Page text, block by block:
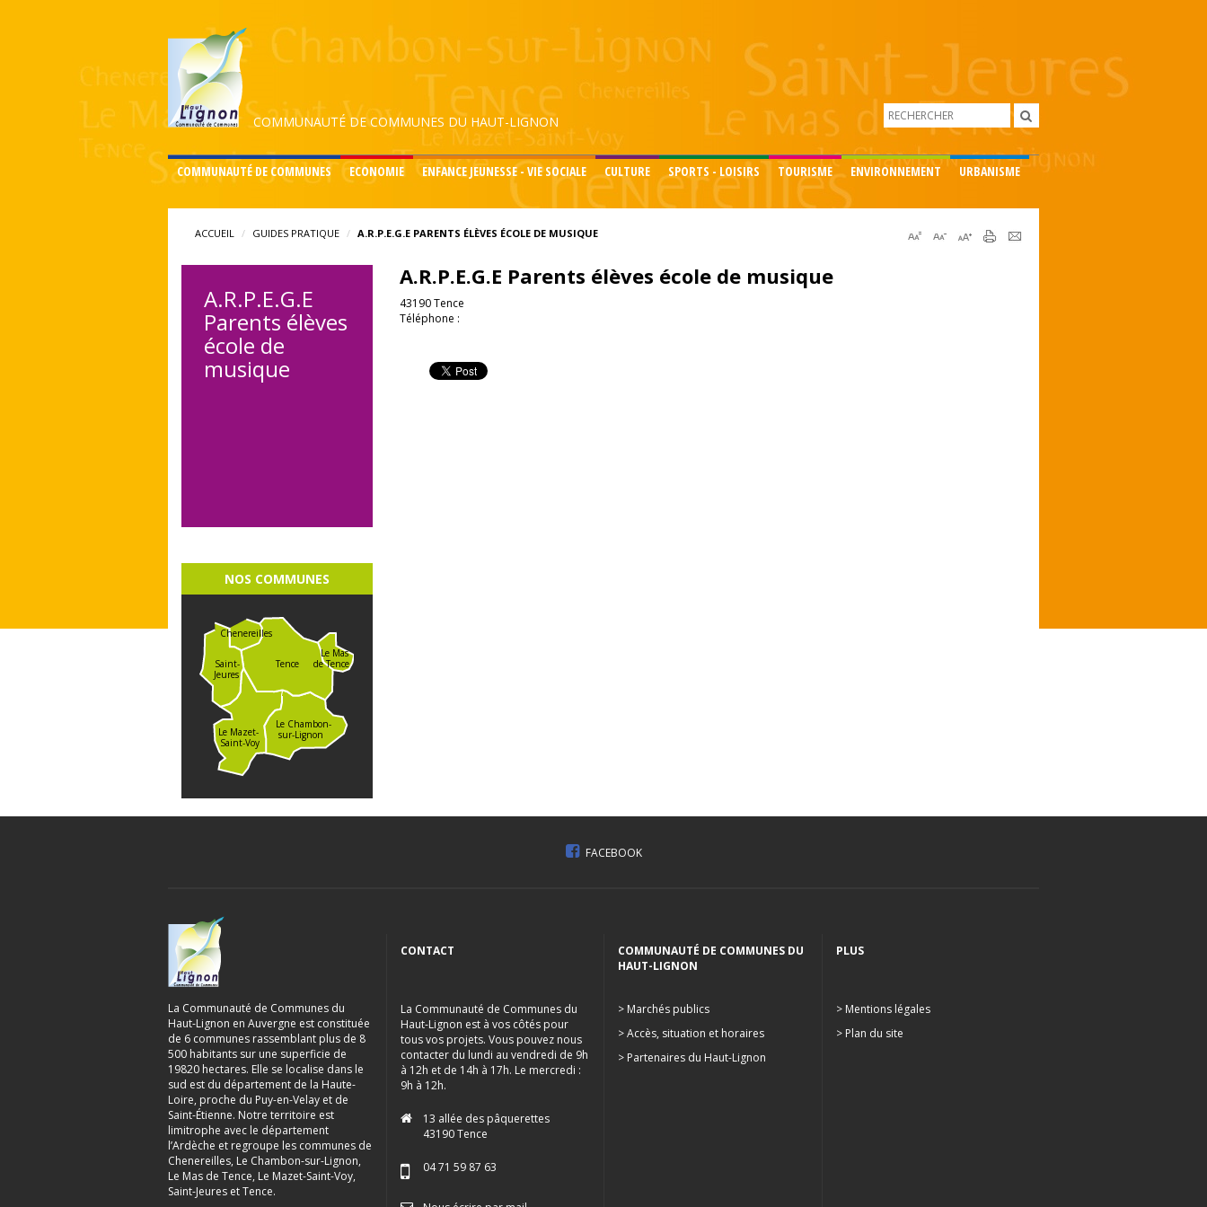
COMMUNAUTÉ DE COMMUNES DU HAUT-LIGNON
COMMUNAUTÉ DE COMMUNES ECONOMIE ENFANCE JEUNESSE - VIE SOCIALE CULTURE SPORTS - LOISIRS TOURISME ENVIRONNEMENT URBANISME
ACCUEIL GUIDES PRATIQUE A.R.P.E.G.E PARENTS ÉLÈVES ÉCOLE DE MUSIQUE
A.R.P.E.G.E
Parents élèves
école de
musique
NOS COMMUNES
Le Chambon-
sur-Lignon
Le Mazet-
Saint-Voy
Tence
Chenereilles
Saint-
Jeures
Le Mas
de Tence
A.R.P.E.G.E Parents élèves école de musique
43190 Tence
Téléphone :
FACEBOOK
La Communauté de Communes du
Haut-Lignon en Auvergne est constituée
de 6 communes rassemblant plus de 8
500 habitants sur une superficie de
19820 hectares. Elle se localise dans le
sud est du département de la Haute-
Loire, proche du Puy-en-Velay et de
Saint-Étienne. Notre territoire est
limitrophe avec le département
l’Ardèche et regroupe les communes de
Chenereilles, Le Chambon-sur-Lignon,
Le Mas de Tence, Le Mazet-Saint-Voy,
Saint-Jeures et Tence.
CONTACT
La Communauté de Communes du
Haut-Lignon est à vos côtés pour
tous vos projets. Vous pouvez nous
contacter du lundi au vendredi de 9h
à 12h et de 14h à 17h. Le mercredi :
9h à 12h.
13 allée des pâquerettes
43190 Tence
04 71 59 87 63
COMMUNAUTÉ DE COMMUNES DU
HAUT-LIGNON
> Marchés publics
> Accès, situation et horaires
> Partenaires du Haut-Lignon
PLUS
> Mentions légales
> Plan du site